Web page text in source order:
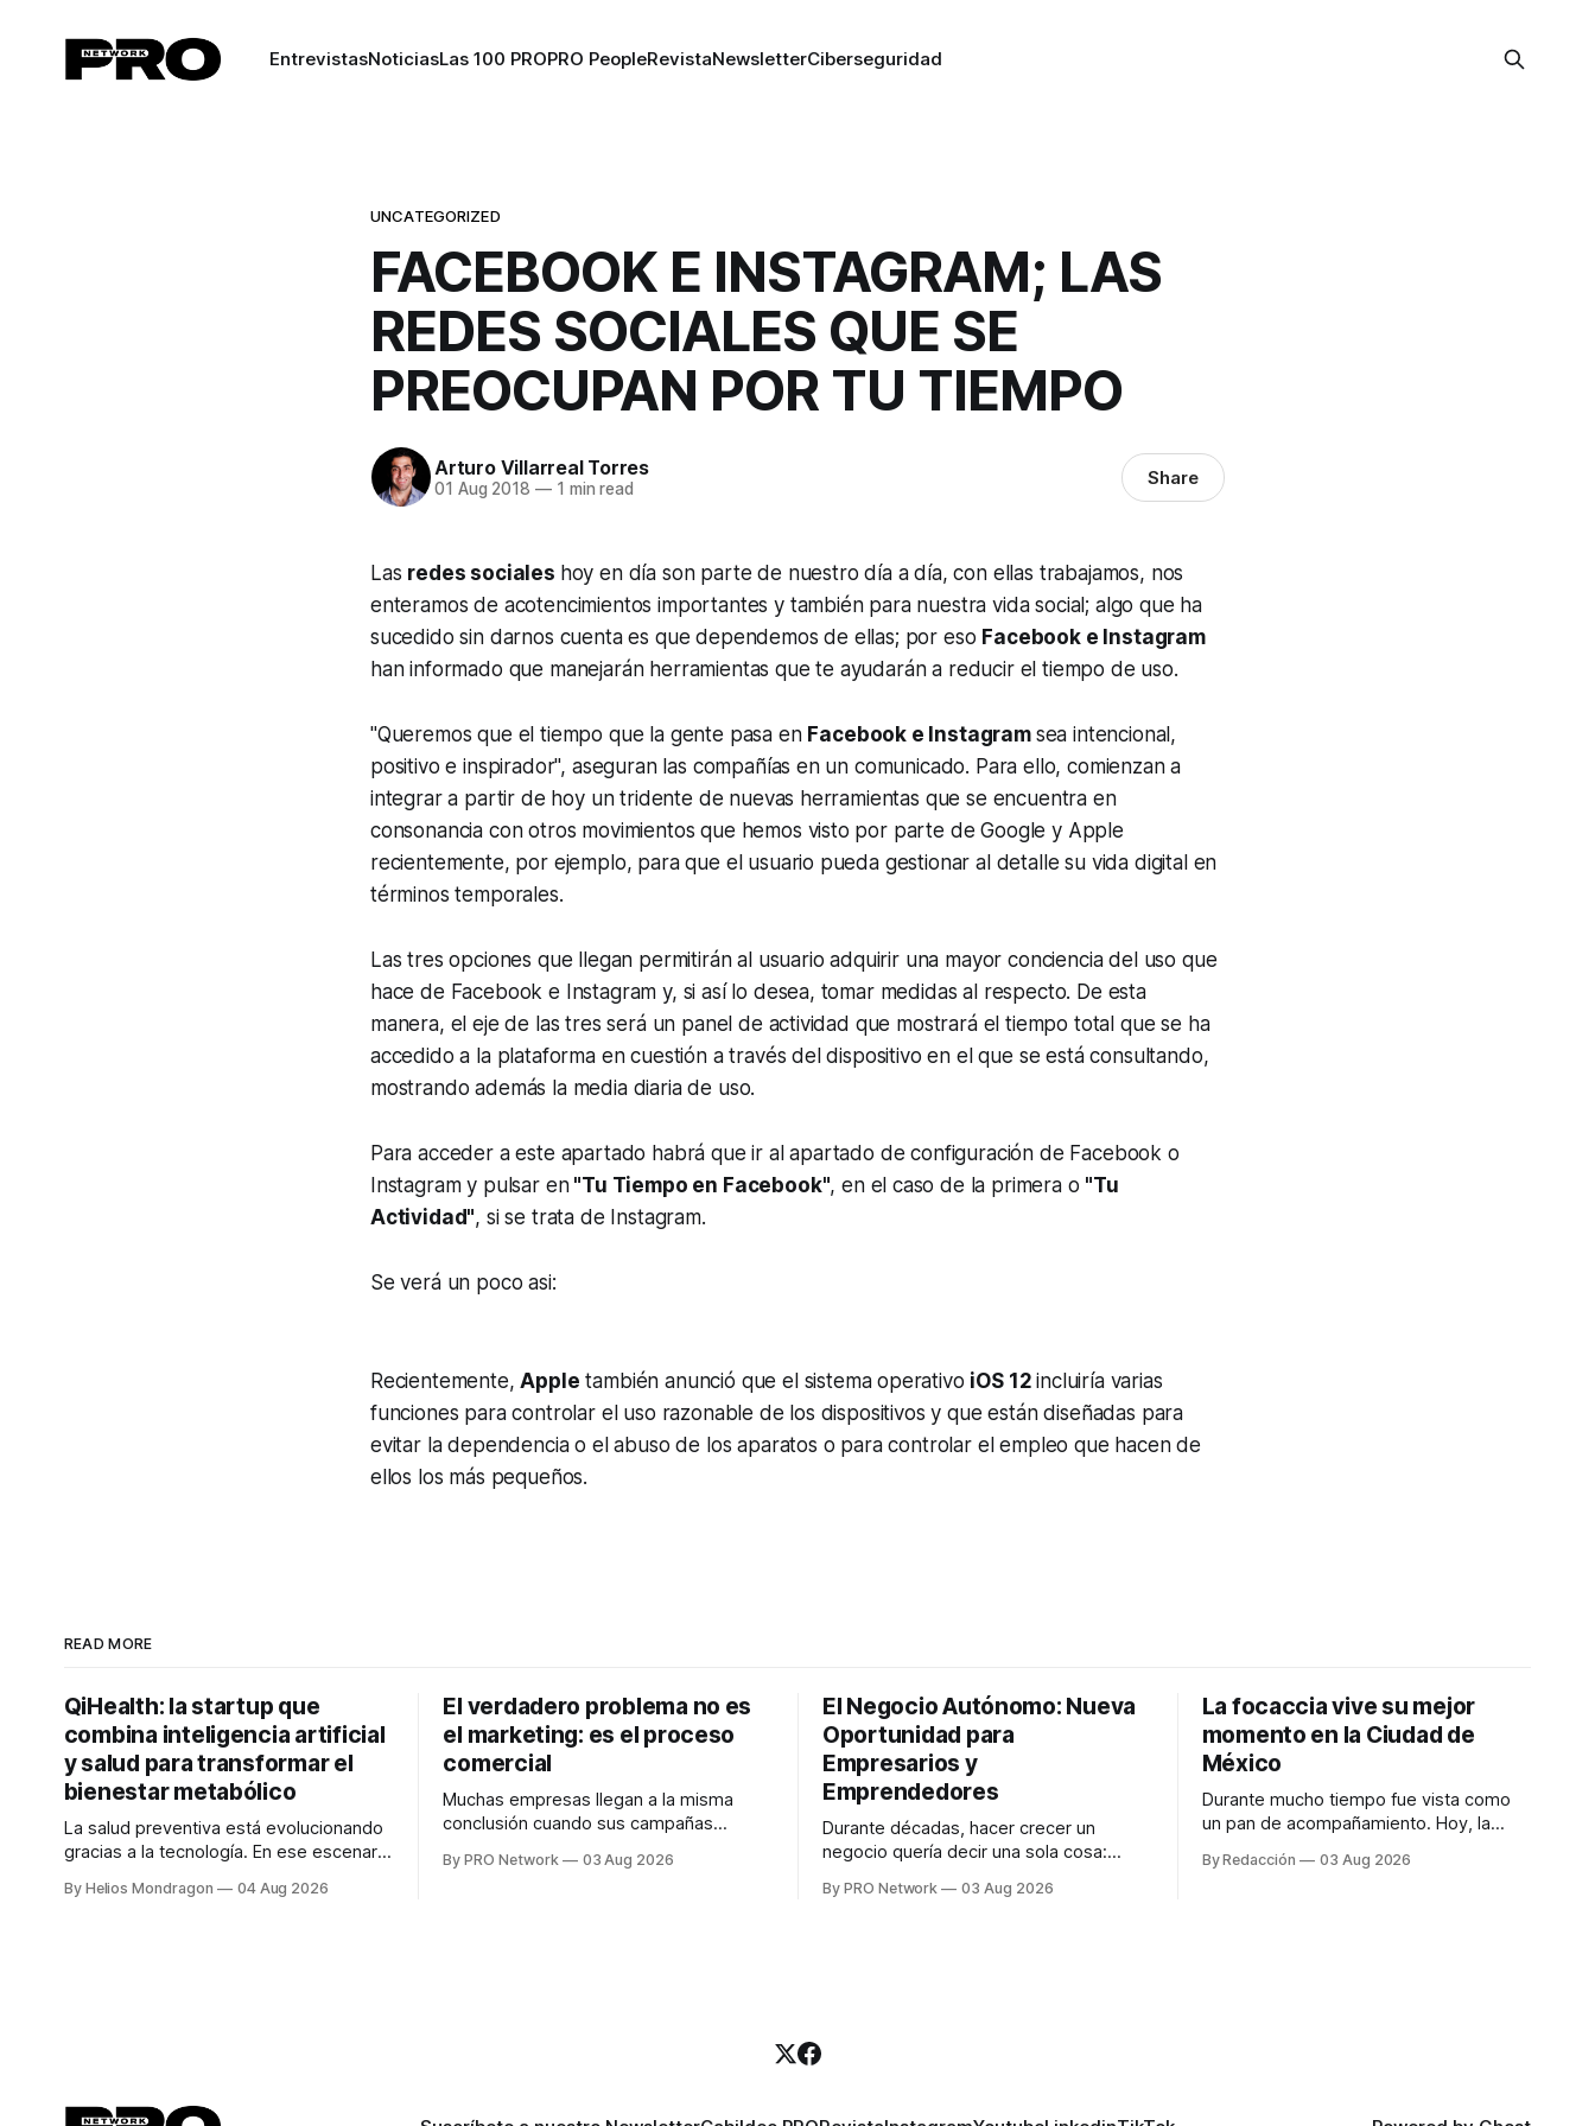
EntrevistasNoticiasLas 100 PROPRO PeopleRevistaNewsletterCiberseguridad
UNCATEGORIZED
FACEBOOK E INSTAGRAM; LAS
REDES SOCIALES QUE SE
PREOCUPAN POR TU TIEMPO
Arturo Villarreal Torres
01 Aug 2018 —1 min read Share
Las redes sociales hoy en día son parte de nuestro día a día, con ellas trabajamos, nos
enteramos de acotencimientos importantes y también para nuestra vida social; algo que ha
sucedido sin darnos cuenta es que dependemos de ellas; por eso Facebook e Instagram
han informado que manejarán herramientas que te ayudarán a reducir el tiempo de uso.
"Queremos que el tiempo que la gente pasa en Facebook e Instagram sea intencional,
positivo e inspirador", aseguran las compañías en un comunicado. Para ello, comienzan a
integrar a partir de hoy un tridente de nuevas herramientas que se encuentra en
consonancia con otros movimientos que hemos visto por parte de Google y Apple
recientemente, por ejemplo, para que el usuario pueda gestionar al detalle su vida digital en
términos temporales.
Las tres opciones que llegan permitirán al usuario adquirir una mayor conciencia del uso que
hace de Facebook e Instagram y, si así lo desea, tomar medidas al respecto. De esta
manera, el eje de las tres será un panel de actividad que mostrará el tiempo total que se ha
accedido a la plataforma en cuestión a través del dispositivo en el que se está consultando,
mostrando además la media diaria de uso.
Para acceder a este apartado habrá que ir al apartado de configuración de Facebook o
Instagram y pulsar en"Tu Tiempo en Facebook", en el caso de la primera o "Tu
Actividad", si se trata de Instagram.
Se verá un poco asi:
Recientemente,Apple también anunció que el sistema operativo iOS 12incluiría varias
funciones para controlar el uso razonable de los dispositivos y que están diseñadas para
evitar la dependencia o el abuso de los aparatos o para controlar el empleo que hacen de
ellos los más pequeños.
READ MORE
QiHealth: la startup que
combina inteligencia artificial
y salud para transformar el
bienestar metabólico
La salud preventiva está evolucionando
gracias a la tecnología. En ese escenario
desarrolla un ecosistema digital capaz
By Helios Mondragon 04 Aug 2026
El verdadero problema no es
el marketing: es el proceso
comercial
Muchas empresas llegan a la misma
conclusión cuando sus campañas
marketing no funciona". Sin embargo,
By PRO Network 03 Aug 2026
El Negocio Autónomo: Nueva
Oportunidad para
Empresarios y
Emprendedores
Durante décadas, hacer crecer un
negocio quería decir una sola cosa:
anuncios, un especialista en marketing
By PRO Network 03 Aug 2026
La focaccia vive su mejor
momento en la Ciudad de
México
Durante mucho tiempo fue vista como
un pan de acompañamiento. Hoy, la
platillos favoritos de quienes buscan
By Redacción 03 Aug 2026